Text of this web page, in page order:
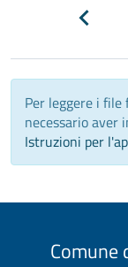
Per leggere i
necessario aver
Istruzioni per
Comune